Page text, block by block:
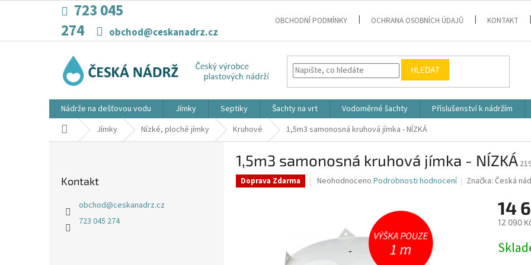
723 045
274
obchod@ceskanadrz.cz
OBCHODNÍ PODMÍNKY OCHRANA OSOBNÍCH ÚDAJŮ KONTAKT
HLEDAT
Nádrže na dešťovou vodu Jímky Septiky Šachty na vrt Vodoměrné šachty Příslušenství k nádržím
Domů Jímky Nízké, ploché jímky Kruhové 1,5m3 samonosná kruhová jímka - NÍZKÁ
Kontakt
obchod@ceskanadrz.cz
723 045 274
1,5m3 samonosná kruhová jímka - NÍZKÁ
Doprava Zdarma
Průměrné
Neohodnoceno Podrobnosti hodnocení Značka:Česká
14
12 090
cena: